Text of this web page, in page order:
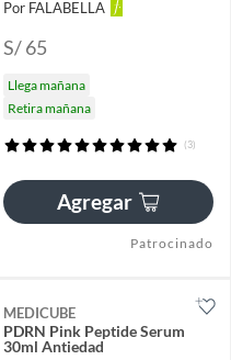
Por FALABELLA
S/ 65
Llega mañana
Retira mañana
(3)
Agregar
Patrocinado
MEDICUBE
PDRN Pink Peptide Serum
30ml Antiedad